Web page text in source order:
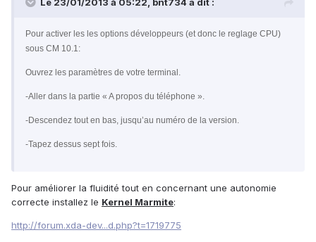
Le 23/01/2013 à 05:22, bnt734 a dit :
Pour activer les les options développeurs (et donc le reglage CPU)
sous CM 10.1:
Ouvrez les paramètres de votre terminal.
-Aller dans la partie « A propos du téléphone ».
-Descendez tout en bas, jusqu’au numéro de la version.
-Tapez dessus sept fois.
Pour améliorer la fluidité tout en concernant une autonomie
correcte installez le Kernel Marmite:
http://forum.xda-dev...d.php?t=1719775